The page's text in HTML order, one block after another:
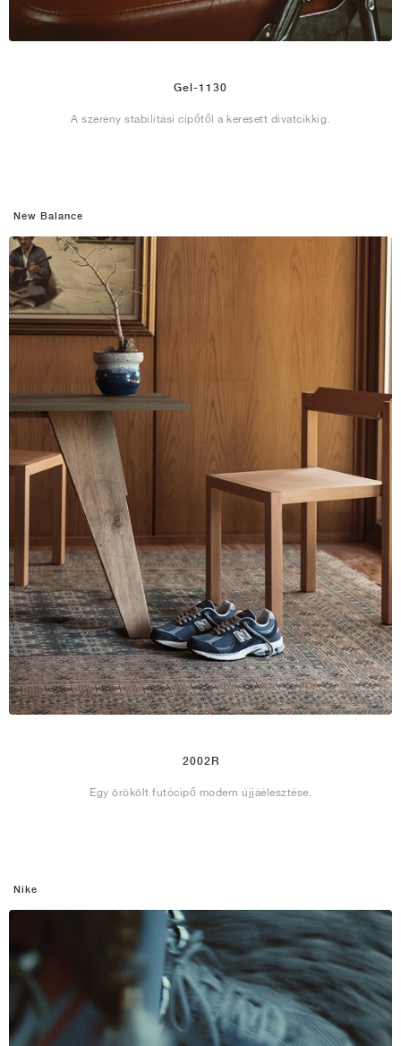
Gel-1130
A szerény stabilitási cipőtől a keresett divatcikkig.
New Balance
2002R
Egy örökölt futócipő modern újjáélesztése.
Nike